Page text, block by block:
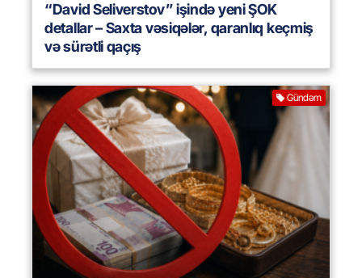
“David Seliverstov” işində yeni ŞOK
detallar – Saxta vəsiqələr, qaranlıq keçmiş
və sürətli qaçış
Gündəm